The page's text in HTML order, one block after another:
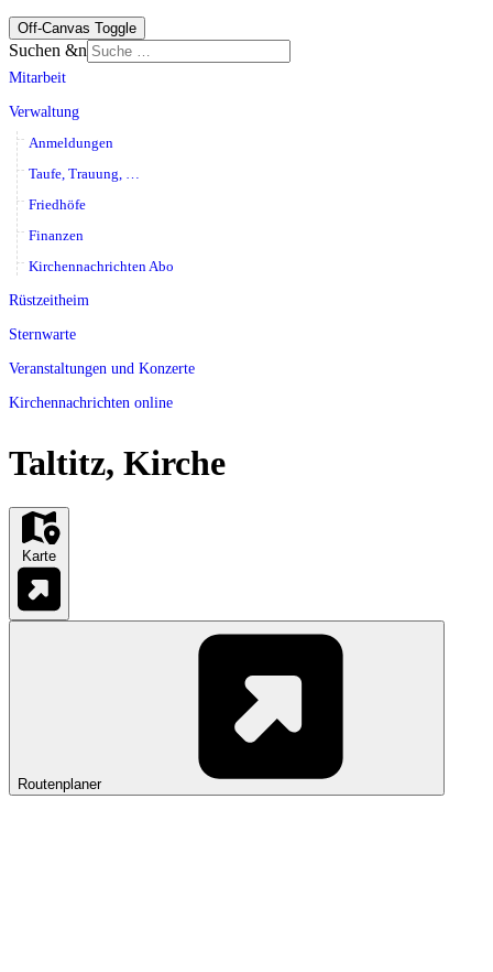
Off-Canvas Toggle
Suchen &n
Mitarbeit
Verwaltung
Anmeldungen
Taufe, Trauung, …
Friedhöfe
Finanzen
Kirchennachrichten Abo
Rüstzeitheim
Sternwarte
Veranstaltungen und Konzerte
Kirchennachrichten online
Taltitz, Kirche
Karte
Routenplaner